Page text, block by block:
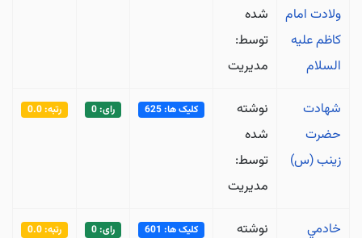
ولادت امام
کاظم علیه
السلام
شده
توسط:
مدیریت
شهادت
حضرت
زینب (س)
نوشته
شده
توسط:
مدیریت
کلیک ها: 625 رای: 0 رتبه: 0.0
خادمي
نوشته
کلیک ها: 601 رای: 0 رتبه: 0.0